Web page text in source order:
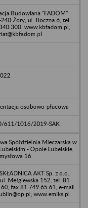
Budowlana "FADOM"
Żory, ul. Boczna 6; tel.
300, www.kbfadom.pl;
osobowo-płacowa
611/1016/2019-SAK
Spółdzielnia Mleczarska w
- Opole Lubelskie,
16
AKT Sp. z o.o.,
Mełgiewska 152, tel. 81
fax 81 749 65 61; e-mail:
www.emiks.pl